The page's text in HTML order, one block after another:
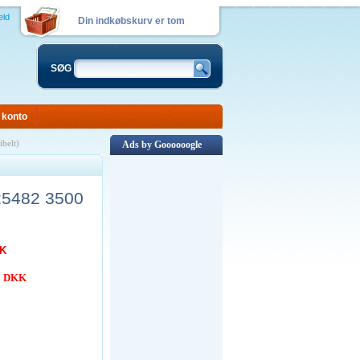
Din indkøbskurv er tom
SØG
konto
3500
DKK
Ads by Goooooogle